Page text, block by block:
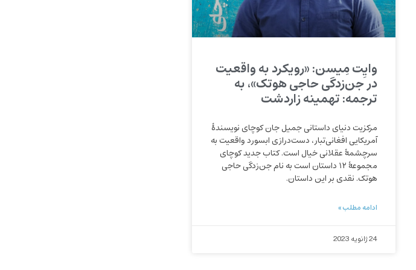
وایِت مِیسن: «رویکرد به واقعیت
در جن‌‌‌زدگی حاجی هوتک»، به
ترجمه: تهمینه زاردشت
مرکزیت دنیای داستانی جمیل جان کوچای نویسندۀ
آمریکایی افغانی‌‌‌تبار، دست‌‌‌درازی ابسورد واقعیت به
سرچشمۀ عقلانی خیال است. کتاب جدید کوچای
مجموعۀ ۱۲ داستان است به نام جن‌‌‌زدگی حاجی
هوتک. نقدی بر این داستان.
ادامه مطلب »
24 ژانویه 2023